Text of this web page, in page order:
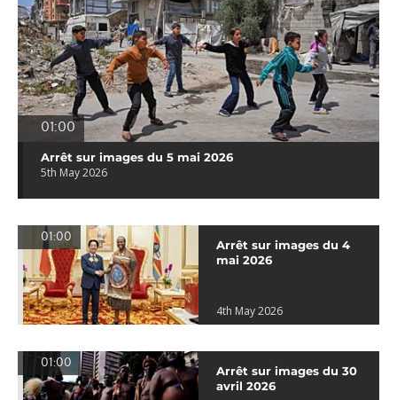
01:00
Arrêt sur images du 5 mai 2026
5th May 2026
01:00
Arrêt sur images du 4
mai 2026
4th May 2026
01:00
Arrêt sur images du 30
avril 2026